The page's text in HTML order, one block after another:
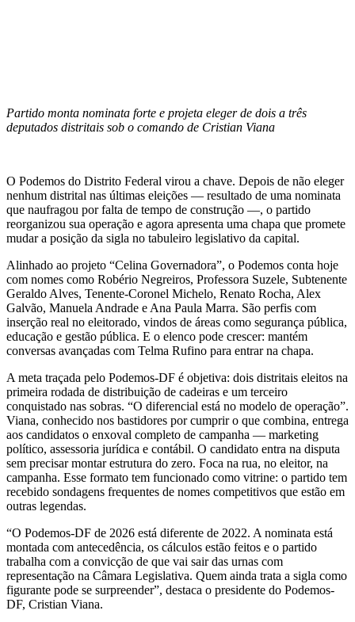
Partido monta nominata forte e projeta eleger de dois a três
deputados distritais sob o comando de Cristian Viana
O Podemos do Distrito Federal virou a chave. Depois de não eleger
nenhum distrital nas últimas eleições — resultado de uma nominata
que naufragou por falta de tempo de construção —, o partido
reorganizou sua operação e agora apresenta uma chapa que promete
mudar a posição da sigla no tabuleiro legislativo da capital.
Alinhado ao projeto “Celina Governadora”, o Podemos conta hoje
com nomes como Robério Negreiros, Professora Suzele, Subtenente
Geraldo Alves, Tenente-Coronel Michelo, Renato Rocha, Alex
Galvão, Manuela Andrade e Ana Paula Marra. São perfis com
inserção real no eleitorado, vindos de áreas como segurança pública,
educação e gestão pública. E o elenco pode crescer: mantém
conversas avançadas com Telma Rufino para entrar na chapa.
A meta traçada pelo Podemos-DF é objetiva: dois distritais eleitos na
primeira rodada de distribuição de cadeiras e um terceiro
conquistado nas sobras. “O diferencial está no modelo de operação”.
Viana, conhecido nos bastidores por cumprir o que combina, entrega
aos candidatos o enxoval completo de campanha — marketing
político, assessoria jurídica e contábil. O candidato entra na disputa
sem precisar montar estrutura do zero. Foca na rua, no eleitor, na
campanha. Esse formato tem funcionado como vitrine: o partido tem
recebido sondagens frequentes de nomes competitivos que estão em
outras legendas.
“O Podemos-DF de 2026 está diferente de 2022. A nominata está
montada com antecedência, os cálculos estão feitos e o partido
trabalha com a convicção de que vai sair das urnas com
representação na Câmara Legislativa. Quem ainda trata a sigla como
figurante pode se surpreender”, destaca o presidente do Podemos-
DF, Cristian Viana.